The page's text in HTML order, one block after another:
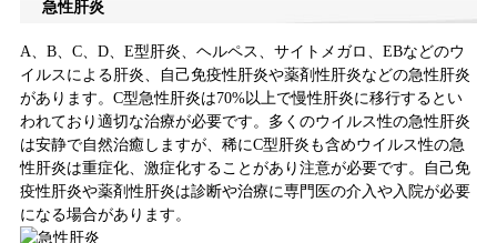
急性肝炎
A、B、C、D、E型肝炎、ヘルペス、サイトメガロ、EBなどのウ
イルスによる肝炎、自己免疫性肝炎や薬剤性肝炎などの急性肝炎
があります。C型急性肝炎は70%以上で慢性肝炎に移行するとい
われており適切な治療が必要です。多くのウイルス性の急性肝炎
は安静で自然治癒しますが、稀にC型肝炎も含めウイルス性の急
性肝炎は重症化、激症化することがあり注意が必要です。自己免
疫性肝炎や薬剤性肝炎は診断や治療に専門医の介入や入院が必要
になる場合があります。